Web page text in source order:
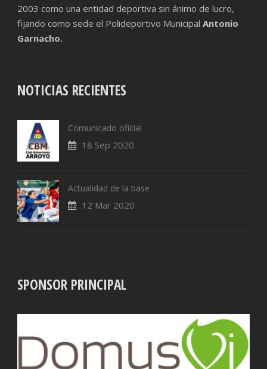
2003 como una entidad deportiva sin ánimo de lucro,
fijando como sede el Polideportivo Municipal Antonio
Garnacho.
NOTICIAS RECIENTES
Comunicado oficial
18 Sep 2020
Actualidad de la base
12 Mar 2020
SPONSOR PRINCIPAL